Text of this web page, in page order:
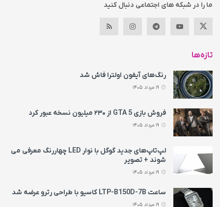
ما را در شبکه های اجتماعی دنبال کنید
تازه‌ها
رنگ‌های آیفون اولترا فاش شد
فروش بازی GTA 5 از ۲۳۰ میلیون نسخه عبور کرد
لپ‌تاپ‌های جدید گوگل با نوار LED چهاررنگ معرفی می‌
شوند + تصویر
ساعت LTP-B150D-7B کاسیو با طراحی رترو عرضه شد